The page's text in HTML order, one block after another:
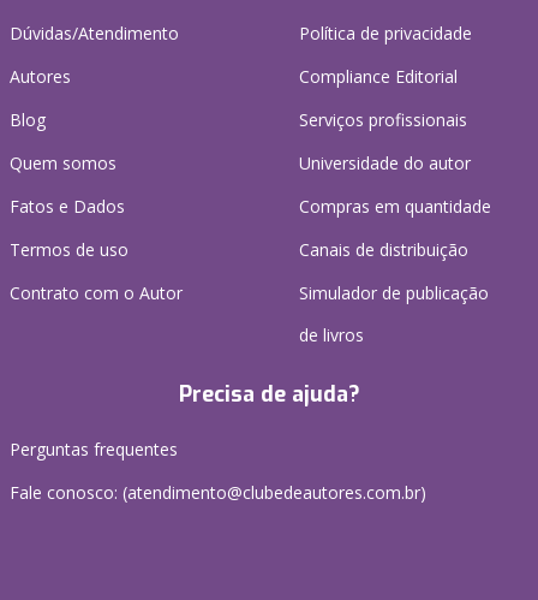
Dúvidas/Atendimento
Autores
Blog
Quem somos
Fatos e Dados
Termos de uso
Contrato com o Autor
Política de privacidade
Compliance Editorial
Serviços profissionais
Universidade do autor
Compras em quantidade
Canais de distribuição
Simulador de publicação
de livros
Precisa de ajuda?
Perguntas frequentes
Fale conosco: (atendimento@clubedeautores.com.br)